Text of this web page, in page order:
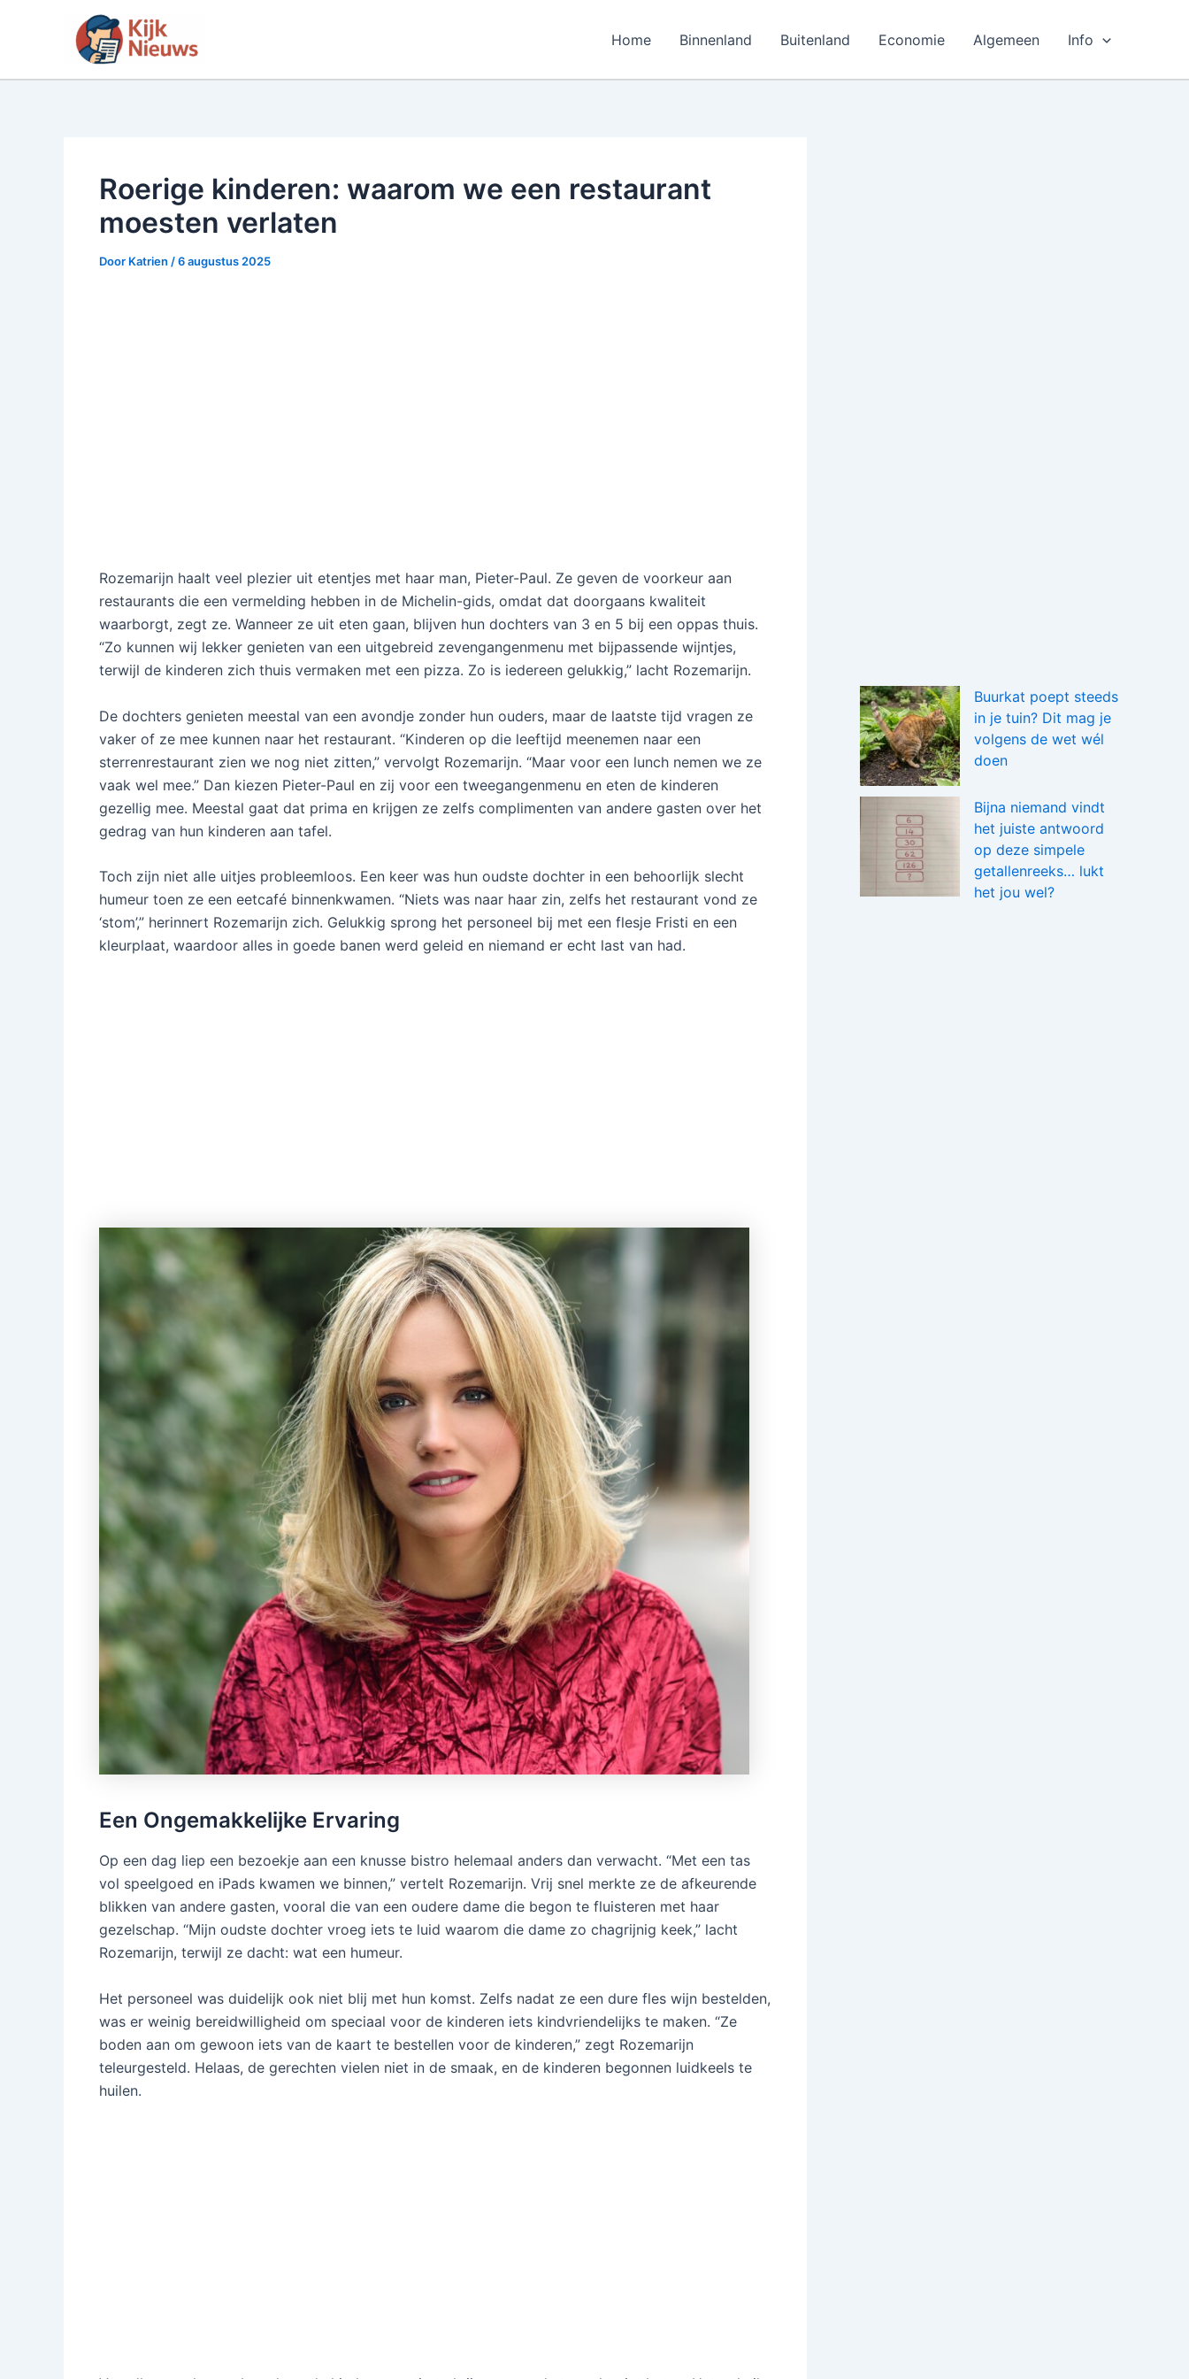
inhoud
Home Binnenland Buitenland Economie Algemeen Info
Roerige kinderen: waarom we een restaurant
moesten verlaten
Door Katrien /6 augustus 2025
Rozemarijn haalt veel plezier uit etentjes met haar man, Pieter-Paul. Ze geven de voorkeur aan
restaurants die een vermelding hebben in de Michelin-gids, omdat dat doorgaans kwaliteit
waarborgt, zegt ze. Wanneer ze uit eten gaan, blijven hun dochters van 3 en 5 bij een oppas thuis.
“Zo kunnen wij lekker genieten van een uitgebreid zevengangenmenu met bijpassende wijntjes,
terwijl de kinderen zich thuis vermaken met een pizza. Zo is iedereen gelukkig,” lacht Rozemarijn.
De dochters genieten meestal van een avondje zonder hun ouders, maar de laatste tijd vragen ze
vaker of ze mee kunnen naar het restaurant. “Kinderen op die leeftijd meenemen naar een
sterrenrestaurant zien we nog niet zitten,” vervolgt Rozemarijn. “Maar voor een lunch nemen we ze
vaak wel mee.” Dan kiezen Pieter-Paul en zij voor een tweegangenmenu en eten de kinderen
gezellig mee. Meestal gaat dat prima en krijgen ze zelfs complimenten van andere gasten over het
gedrag van hun kinderen aan tafel.
Toch zijn niet alle uitjes probleemloos. Een keer was hun oudste dochter in een behoorlijk slecht
humeur toen ze een eetcafé binnenkwamen. “Niets was naar haar zin, zelfs het restaurant vond ze
‘stom’,” herinnert Rozemarijn zich. Gelukkig sprong het personeel bij met een flesje Fristi en een
kleurplaat, waardoor alles in goede banen werd geleid en niemand er echt last van had.
Een Ongemakkelijke Ervaring
Op een dag liep een bezoekje aan een knusse bistro helemaal anders dan verwacht. “Met een tas
vol speelgoed en iPads kwamen we binnen,” vertelt Rozemarijn. Vrij snel merkte ze de afkeurende
blikken van andere gasten, vooral die van een oudere dame die begon te fluisteren met haar
gezelschap. “Mijn oudste dochter vroeg iets te luid waarom die dame zo chagrijnig keek,” lacht
Rozemarijn, terwijl ze dacht: wat een humeur.
Het personeel was duidelijk ook niet blij met hun komst. Zelfs nadat ze een dure fles wijn bestelden,
was er weinig bereidwilligheid om speciaal voor de kinderen iets kindvriendelijks te maken. “Ze
boden aan om gewoon iets van de kaart te bestellen voor de kinderen,” zegt Rozemarijn
teleurgesteld. Helaas, de gerechten vielen niet in de smaak, en de kinderen begonnen luidkeels te
huilen.
Buurkat poept steeds
in je tuin? Dit mag je
volgens de wet wél
doen
Bijna niemand vindt
het juiste antwoord
op deze simpele
getallenreeks… lukt
het jou wel?